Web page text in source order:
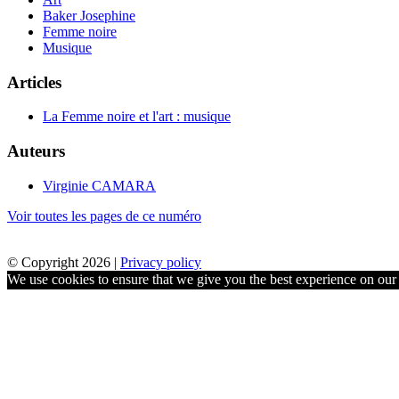
Baker Josephine
Femme noire
Musique
Articles
La Femme noire et l'art : musique
Auteurs
Virginie CAMARA
Voir toutes les pages de ce numéro
© Copyright 2026 | Privacy policy
We use cookies to ensure that we give you the best experience on